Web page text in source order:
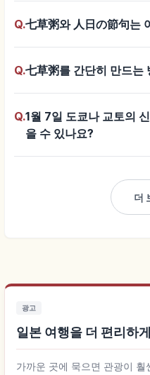
Q.七草粥와 人日の節句는
Q.七草粥를 간단히 만드는
Q.1월 7일 도쿄나 교토의
을 수 있나요?
더
광고
일본 여행을 더 편리하게
가까운 곳에 묵으면 관광이 훨